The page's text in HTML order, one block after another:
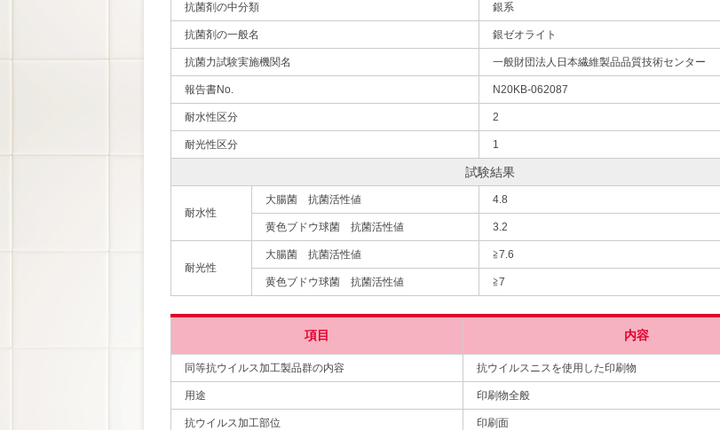
抗菌剤の中分類 銀系
抗菌剤の一般名 銀ゼオライト
抗菌力試験実施機関名 一般財団法人日本繊維製品品質技術センター
報告書No. N20KB-062087
耐水性区分 2
耐光性区分 1
試験結果
耐水性
大腸菌 抗菌活性値 4.8
黄色ブドウ球菌 抗菌活性値 3.2
耐光性
大腸菌 抗菌活性値 ≧7.6
黄色ブドウ球菌 抗菌活性値 ≧7
項目 内容
同等抗ウイルス加工製品群の内容 抗ウイルスニスを使用した印刷物
用途 印刷物全般
抗ウイルス加工部位 印刷面